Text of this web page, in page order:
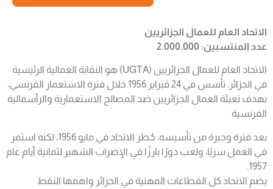
الاتحاد العام للعمال الجزائريين
عدد المنتسبين: 2.000.000
الاتحاد العام للعمال الجزائريين (UGTA) هو النقابة العمالية الرئيسية
في الجزائر، تأسس في 24 فبراير 1956 خلال فترة الاستعمار الفرنسي،
بهدف تعبئة العمال الجزائريين ضد المصالح الاستعمارية والرأسمالية
الفرنسية
بعد فترة وجيزة من تأسيسه، حُظر الاتحاد في مايو 1956، لكنه استمر
في العمل سريًا، ولعب دورًا بارزًا في الإضراب الشهير لثمانية أيام عام
1957.
يضم الاتحاد كل القطاعات المهنية في الجزائر واهمها النفط